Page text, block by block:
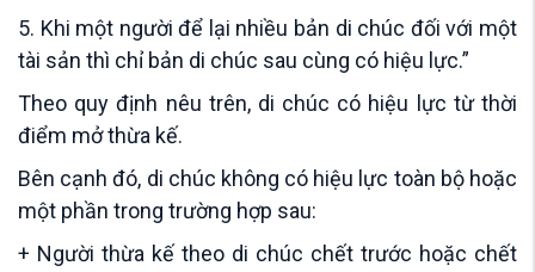
5. Khi một người để lại nhiều bản di chúc đối với một
tài sản thì chỉ bản di chúc sau cùng có hiệu lực.”
Theo quy định nêu trên, di chúc có hiệu lực từ thời
điểm mở thừa kế.
Bên cạnh đó, di chúc không có hiệu lực toàn bộ hoặc
một phần trong trường hợp sau:
+ Người thừa kế theo di chúc chết trước hoặc chết